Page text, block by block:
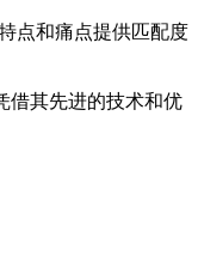
点和痛点提供匹配度
借其先进的技术和优